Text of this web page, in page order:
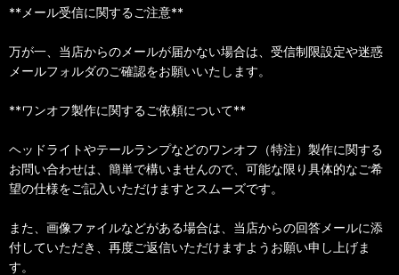
**メール受信に関するご注意**
万が一、当店からのメールが届かない場合は、受信制限設定や迷惑
メールフォルダのご確認をお願いいたします。
**ワンオフ製作に関するご依頼について**
ヘッドライトやテールランプなどのワンオフ（特注）製作に関する
お問い合わせは、簡単で構いませんので、可能な限り具体的なご希
望の仕様をご記入いただけますとスムーズです。
また、画像ファイルなどがある場合は、当店からの回答メールに添
付していただき、再度ご返信いただけますようお願い申し上げま
す。